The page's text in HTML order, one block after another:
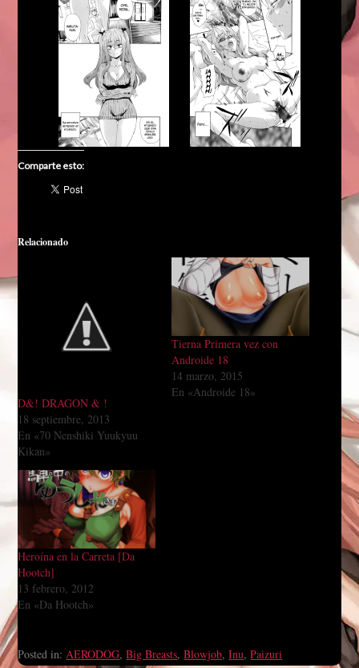
Comparte esto:
Relacionado
D&! DRAGON & !
18 septiembre, 2013
En «70 Nenshiki Yuukyuu
Kikan»
Tierna Primera vez con
Androide 18
14 marzo, 2015
En «Androide 18»
Heroína en la Carreta [Da
Hootch]
13 febrero, 2012
En «Da Hootch»
Posted in: AERODOG,Big Breasts,Blowjob,Inu,Paizuri